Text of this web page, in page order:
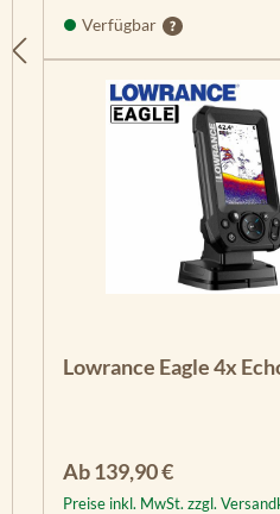
Verfügbar
Lowrance Eagle 4x
Regulärer Preis:
Ab139,90 €
Preise inkl. MwSt. zzgl.